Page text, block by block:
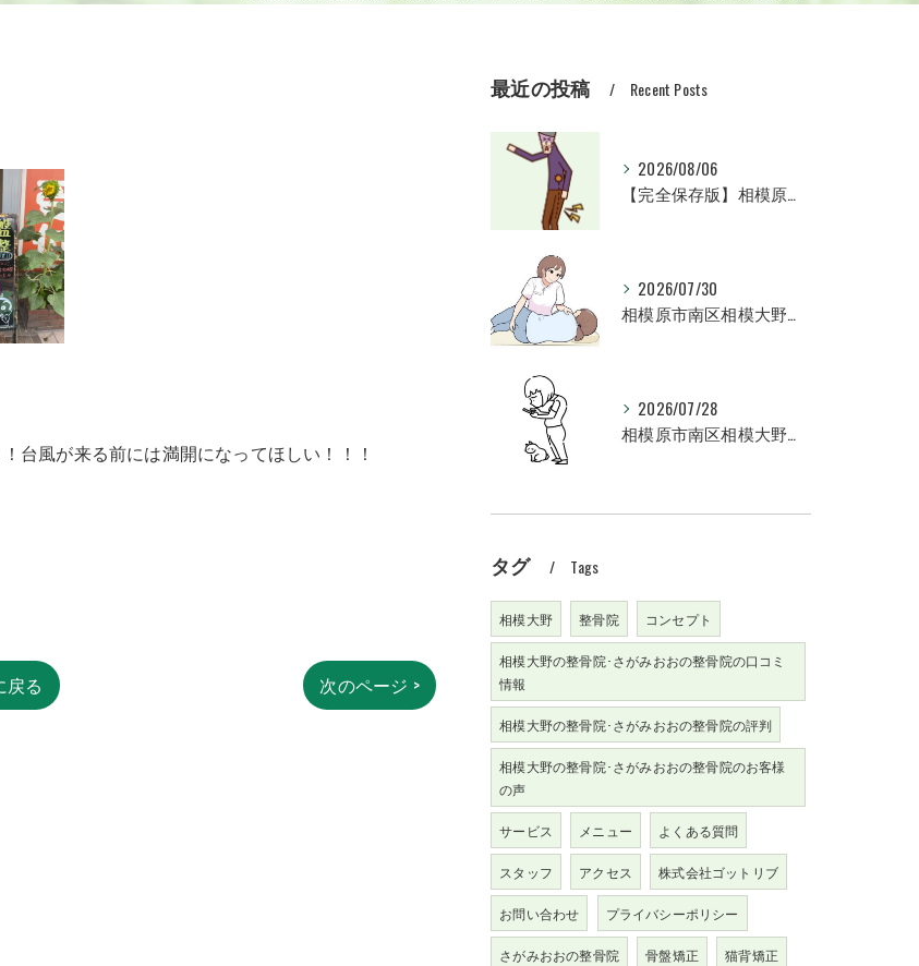
野球肩・野球肘
テニス肘・ゴルフ肘
肉離れ
後の骨盤矯正
盤矯正
台風が来る前には満開になってほしい！！！
戻る 次のページ >
最近の投稿 Recent Posts
2026/08/06
【完全保存版】相模原市南区相模大野で坐骨神経痛の激痛としびれを根本改善！早期回復へ導く専門治療ガイド
2026/07/30
相模原市南区相模大野のママたちへ！産後ケアで「痛みのない身体」と「美しい体型」を取り戻す完全ガイド
2026/07/28
相模原市南区相模大野にお住まいの方へ！猫背を根本改善して不調のない身体へ
タグ Tags
相模大野 整骨院 コンセプト
相模大野の整骨院･さがみおおの整骨院の口コミ
情報
相模大野の整骨院･さがみおおの整骨院の評判
相模大野の整骨院･さがみおおの整骨院のお客様
の声
サービス メニュー よくある質問
スタッフ アクセス 株式会社ゴットリブ
お問い合わせ プライバシーポリシー
さがみおおの整骨院 骨盤矯正 猫背矯正